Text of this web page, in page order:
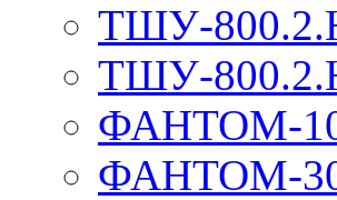
ТШУ-
ТШУ-
ФАНТОМ-
ФАНТОМ-